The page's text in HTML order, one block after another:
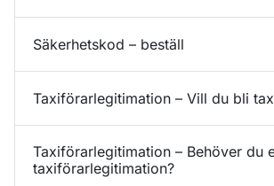
Säkerhetskod – beställ
Taxiförarlegitimation – Vill du bli
Taxiförarlegitimation – Behöver du
taxiförarlegitimation?